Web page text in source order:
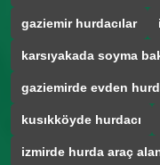
gaziemir hurdacılar
karsıyakada soyma
gaziemirde evden
kusıkköyde hurdacı
izmirde hurda araç